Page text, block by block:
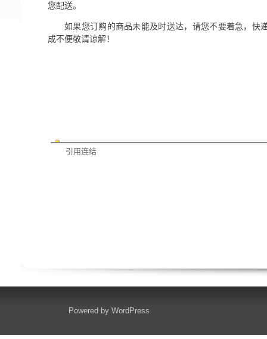
您配送。
如果您订购的商品未能及时送达，请您不要着急，快
成不便敬请谅解！
引用连结
Powered by WordPress